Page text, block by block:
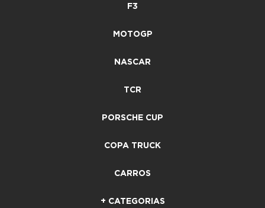
F3
MOTOGP
NASCAR
TCR
PORSCHE CUP
COPA TRUCK
CARROS
+ CATEGORIAS